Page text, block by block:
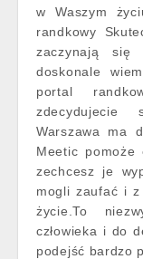
w Waszym
randkowy
zaczynają
doskonale
portal
zdecydujecie
Warszawa ma
Meetic
zechcesz je
mogli zaufać i
życie.To
człowieka i do
podejść bardzo